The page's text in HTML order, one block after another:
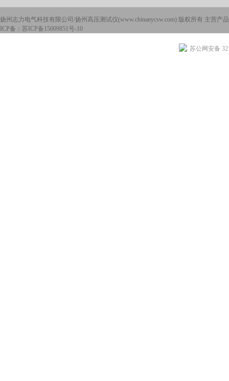
扬州志力电气科技有限公司/扬州高压测试仪(www.chinanycsw.com) 版权所有 主营产
ICP备： 苏ICP备15009851号-10
苏公网安备